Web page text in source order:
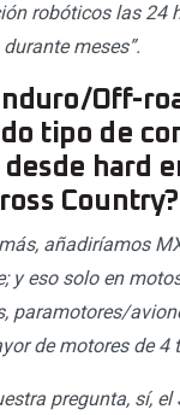
robóticos las 24
meses”.
Off-
tipo de
hard
Country?
añadiríamos
y eso solo en
paramotores/
de motores de 4
pregunta, sí, el